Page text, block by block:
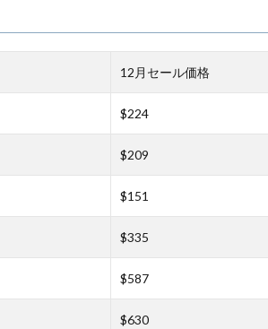
12月セール価格
$224
$209
$151
$335
$587
$630